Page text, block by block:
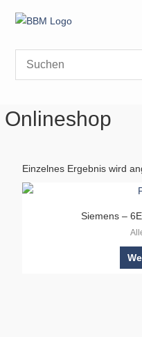
Inhalt
Onlineshop
Einzelnes Ergebnis wird
Siemens –